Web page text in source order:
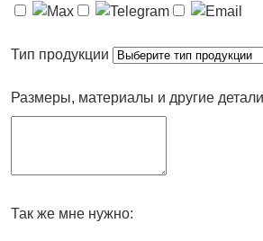
Тип продукции
Размеры, материалы и другие детали
Так же мне нужно: